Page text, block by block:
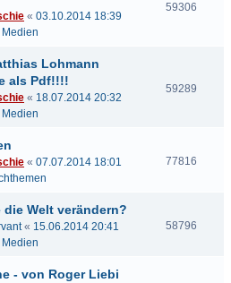
« 03.10.2014 18:39
59306
Lohmann
als Pdf!!!!
« 18.07.2014 20:32
59289
« 07.07.2014 18:01
77816
Welt verändern?
« 15.06.2014 20:41
58796
- von Roger Liebi